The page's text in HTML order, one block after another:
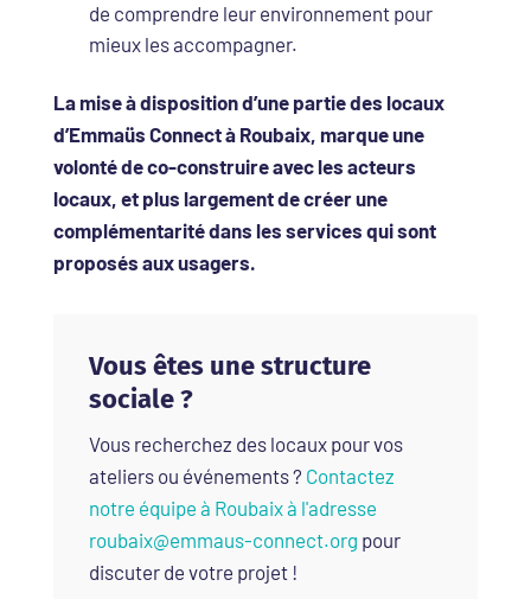
de comprendre leur environnement pour
mieux les accompagner.
La mise à disposition d’une partie des locaux
d’Emmaüs Connect à Roubaix, marque une
volonté de co-construire avec les acteurs
locaux, et plus largement de créer une
complémentarité dans les services qui sont
proposés aux usagers.
Vous êtes une structure
sociale ?
Vous recherchez des locaux pour vos
ateliers ou événements ? Contactez
notre équipe à Roubaix à l'adresse
roubaix@emmaus-connect.org pour
discuter de votre projet !